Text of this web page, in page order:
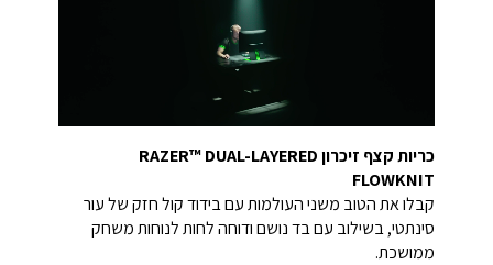
כריות קצף זיכרון RAZER™ DUAL-LAYERED
FLOWKNIT
קבלו את הטוב משני העולמות עם בידוד קול חזק של עור
סינתטי, בשילוב עם בד נושם ודוחה לחות לנוחות משחק
ממושכת.